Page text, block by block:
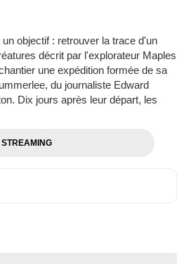
objectif : retrouver la trace d'un
décrit par l'explorateur Maples
une expédition formée de sa
du journaliste Edward
Dix jours après leur départ, les
STREAMING